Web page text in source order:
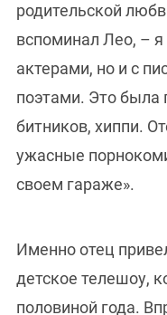
родительской
вспоминал Лео, –
актерами, но и с
поэтами. Это
битников, хиппи.
ужасные
своем гараже».
Именно отец
детское телешоу,
половиной года.